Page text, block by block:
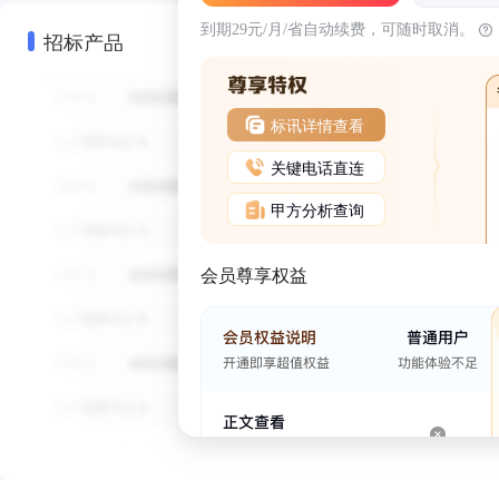
招标产品 到期29元/月/省自动续费，可随时取消。
标讯详情查看
关键电话直连
甲方分析查询
会员尊享权益